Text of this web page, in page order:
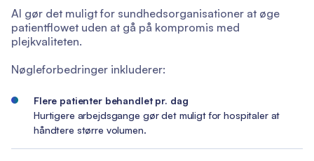
AI gør det muligt for sundhedsorganisationer at øge
patientflowet uden at gå på kompromis med
plejkvaliteten.
Nøgleforbedringer inkluderer:
Flere patienter behandlet pr. dag
Hurtigere arbejdsgange gør det muligt for hospitaler at
håndtere større volumen.